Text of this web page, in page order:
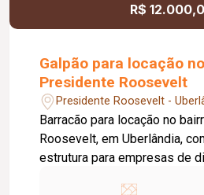
R$
Galpão para locação
Presidente Roosevelt
Presidente Roosevelt -
Barracão para locação no
Roosevelt, em Uberlândia,
estrutura para empresas de